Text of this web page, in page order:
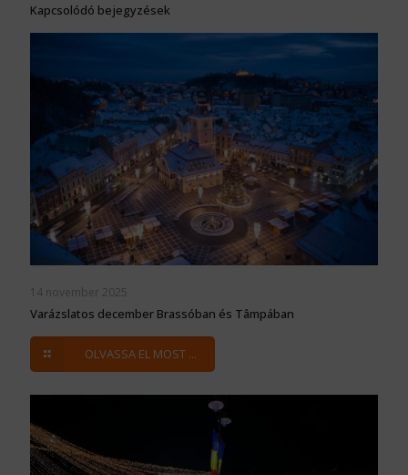
Kapcsolódó bejegyzések
14 november 2025
Varázslatos december Brassóban és Tâmpában
OLVASSA EL MOST ...